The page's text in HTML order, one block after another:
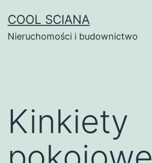
do
treści
COOL SCIANA
Nieruchomości i budownictwo
Kinkiety